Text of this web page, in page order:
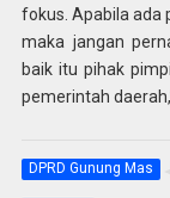
fokus. Apabila ada
maka jangan
baik itu pihak
pemerintah
DPRD Gunung Mas